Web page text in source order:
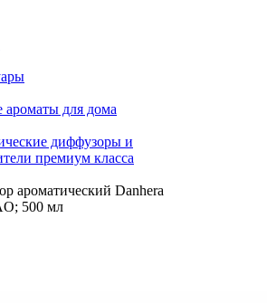
ароматы для дома
диффузоры и
премиум класса
ароматический Danhera
500 мл